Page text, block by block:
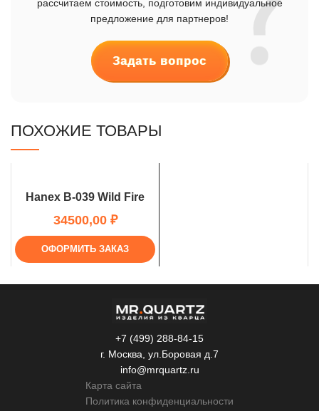
рассчитаем стоимость, подготовим индивидуальное
предложение для партнеров!
Задать вопрос
ПОХОЖИЕ ТОВАРЫ
Hanex B-039 Wild Fire
₽
ОФОРМИТЬ ЗАКАЗ
+7 (499) 288-84-15
г. Москва, ул.Боровая д.7
info@mrquartz.ru
Карта сайта
Политика конфиденциальности